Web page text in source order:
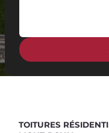
TOITURES